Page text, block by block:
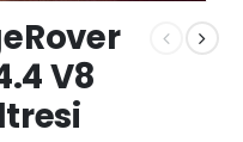
V8